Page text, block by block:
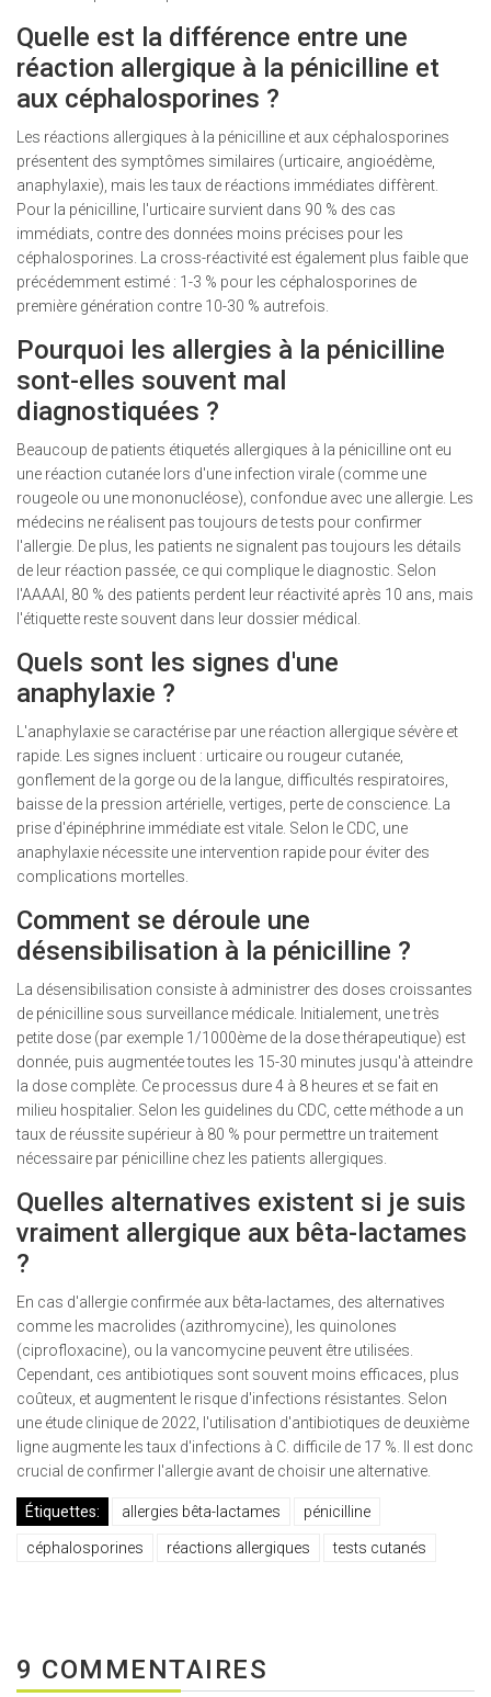
Quelle est la différence entre une
réaction allergique à la pénicilline et
aux céphalosporines ?
Les réactions allergiques à la pénicilline et aux céphalosporines
présentent des symptômes similaires (urticaire, angioédème,
anaphylaxie), mais les taux de réactions immédiates diffèrent.
Pour la pénicilline, l'urticaire survient dans 90 % des cas
immédiats, contre des données moins précises pour les
céphalosporines. La cross-réactivité est également plus faible que
précédemment estimé : 1-3 % pour les céphalosporines de
première génération contre 10-30 % autrefois.
Pourquoi les allergies à la pénicilline
sont-elles souvent mal
diagnostiquées ?
Beaucoup de patients étiquetés allergiques à la pénicilline ont eu
une réaction cutanée lors d'une infection virale (comme une
rougeole ou une mononucléose), confondue avec une allergie. Les
médecins ne réalisent pas toujours de tests pour confirmer
l'allergie. De plus, les patients ne signalent pas toujours les détails
de leur réaction passée, ce qui complique le diagnostic. Selon
l'AAAAI, 80 % des patients perdent leur réactivité après 10 ans, mais
l'étiquette reste souvent dans leur dossier médical.
Quels sont les signes d'une
anaphylaxie ?
L'anaphylaxie se caractérise par une réaction allergique sévère et
rapide. Les signes incluent : urticaire ou rougeur cutanée,
gonflement de la gorge ou de la langue, difficultés respiratoires,
baisse de la pression artérielle, vertiges, perte de conscience. La
prise d'épinéphrine immédiate est vitale. Selon le CDC, une
anaphylaxie nécessite une intervention rapide pour éviter des
complications mortelles.
Comment se déroule une
désensibilisation à la pénicilline ?
La désensibilisation consiste à administrer des doses croissantes
de pénicilline sous surveillance médicale. Initialement, une très
petite dose (par exemple 1/1000ème de la dose thérapeutique) est
donnée, puis augmentée toutes les 15-30 minutes jusqu'à atteindre
la dose complète. Ce processus dure 4 à 8 heures et se fait en
milieu hospitalier. Selon les guidelines du CDC, cette méthode a un
taux de réussite supérieur à 80 % pour permettre un traitement
nécessaire par pénicilline chez les patients allergiques.
Quelles alternatives existent si je suis
vraiment allergique aux bêta-lactames
?
En cas d'allergie confirmée aux bêta-lactames, des alternatives
comme les macrolides (azithromycine), les quinolones
(ciprofloxacine), ou la vancomycine peuvent être utilisées.
Cependant, ces antibiotiques sont souvent moins efficaces, plus
coûteux, et augmentent le risque d'infections résistantes. Selon
une étude clinique de 2022, l'utilisation d'antibiotiques de deuxième
ligne augmente les taux d'infections à C. difficile de 17 %. Il est donc
crucial de confirmer l'allergie avant de choisir une alternative.
Étiquettes: allergies bêta-lactames pénicilline
céphalosporines réactions allergiques tests cutanés
9 COMMENTAIRES